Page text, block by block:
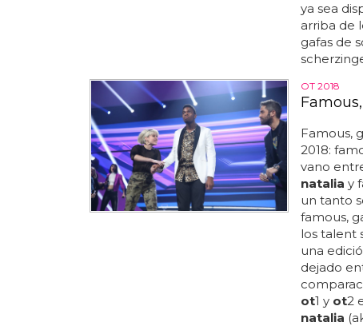
ya sea
arriba de
gafas de
OT 2018
Famous,
2018:
vano
natalia y
un tanto
famous,
los talent
una
dejado
ot1 y ot2
natalia